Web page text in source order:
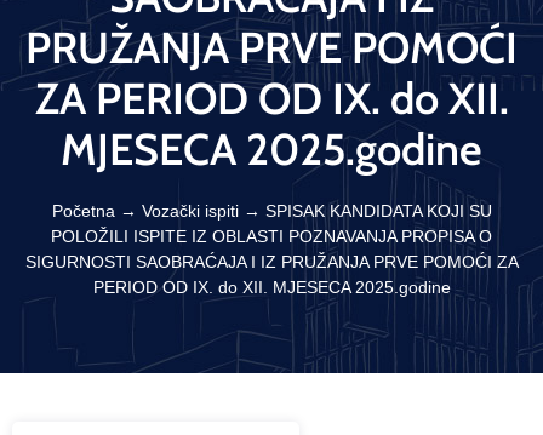
PRUŽANJA PRVE POMOĆI
ZA PERIOD OD IX. do XII.
MJESECA 2025.godine
Početna → Vozački ispiti→ SPISAK KANDIDATA KOJI SU
POLOŽILI ISPITE IZ OBLASTI POZNAVANJA PROPISA O
SIGURNOSTI SAOBRAĆAJA I IZ PRUŽANJA PRVE POMOĆI ZA
PERIOD OD IX. do XII. MJESECA 2025.godine